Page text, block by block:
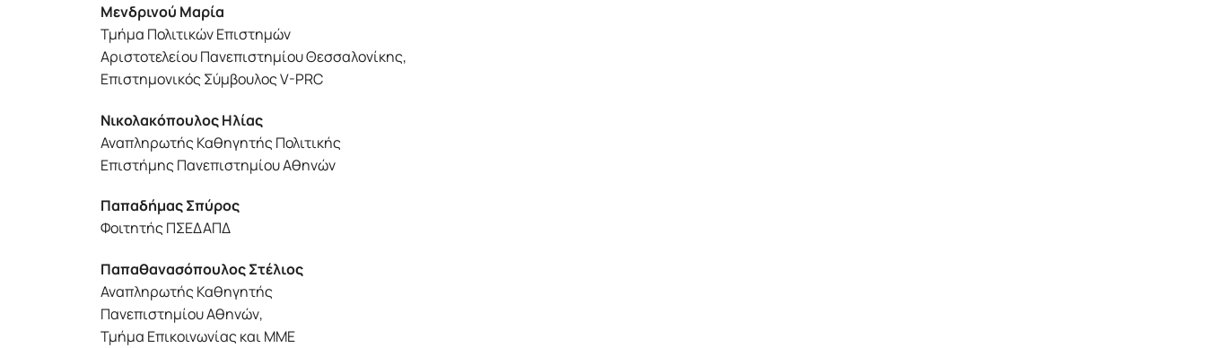
Μενδρινού Μαρία
Τμήμα Πολιτικών Επιστημών
Αριστοτελείου Πανεπιστημίου Θεσσαλονίκης,
Επιστημονικός Σύμβουλος V-PRC
Νικολακόπουλος Ηλίας
Αναπληρωτής Καθηγητής Πολιτικής
Επιστήμης Πανεπιστημίου Αθηνών
Παπαδήμας Σπύρος
Φοιτητής ΠΣΕΔΑΠΔ
Παπαθανασόπουλος Στέλιος
Αναπληρωτής Καθηγητής
Πανεπιστημίου Αθηνών,
Τμήμα Επικοινωνίας και ΜΜΕ